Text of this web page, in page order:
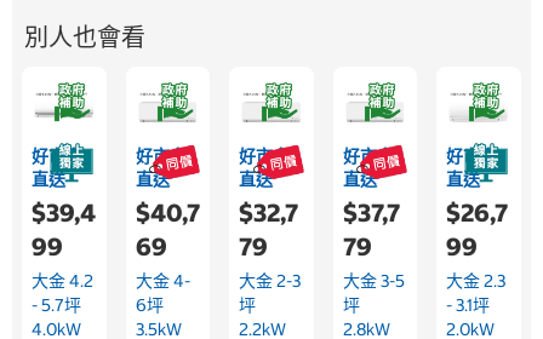
別人也會看
好市多
直送
$39,4
99
大金 4.2
- 5.7坪
4.0kW
好市多
直送
$40,7
69
大金 4-
6坪
3.5kW
好市多
直送
$32,7
79
大金 2-3
坪
2.2kW
好市多
直送
$37,7
79
大金 3-5
坪
2.8kW
好市多
直送
$26,7
99
大金 2.3
- 3.1坪
2.0kW